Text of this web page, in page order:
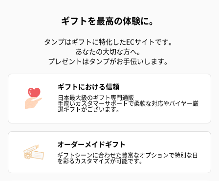
花束ハンドタオル（ピ
ンク）（1,760円）
花束ハンドタオル（ブ
ルー）（1,760円）
ワイト）（
お酒
お酒を同梱してお届けいたします。
※20歳未満の方への酒類の販売はいたしません。
ギフトを最高の体験に。
タンプはギフトに特化したECサイトです。
あなたの大切な方へ。
プレゼントはタンプがお手伝いします。
ギフトにおける信頼
日本最大級のギフト専門通販
手厚いカスタマーサポートで柔軟な対応やバイヤー厳
選ギフトがございます。
オーダーメイドギフト
ギフトシーンに合わせた豊富なオプションで特別な日
を彩るカスタマイズが可能です。